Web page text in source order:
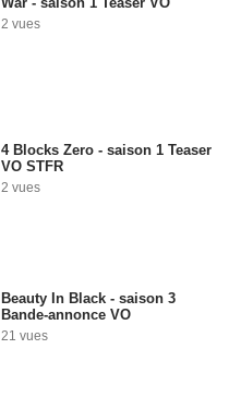
2 vues
4 Blocks Zero - saison 1 Teaser
VO STFR
2 vues
Beauty In Black - saison 3
Bande-annonce VO
21 vues